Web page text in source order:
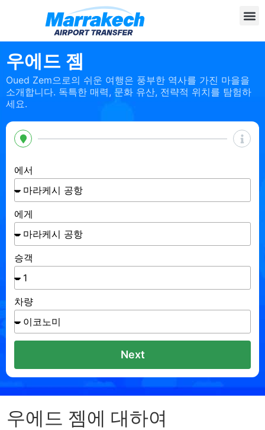
우에드 젬
Oued Zem으로의 쉬운 여행은 풍부한 역사를 가진 마을을
소개합니다. 독특한 매력, 문화 유산, 전략적 위치를 탐험하
세요.
에서
에게
승객
차량
Next
우에드 젬에 대하여